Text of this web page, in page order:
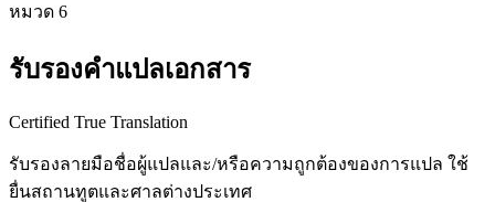
หมวด 6
รับรองคำแปลเอกสาร
Certified True Translation
รับรองลายมือชื่อผู้แปลและ/หรือความถูกต้องของการแปล ใช้
ยื่นสถานทูตและศาลต่างประเทศ